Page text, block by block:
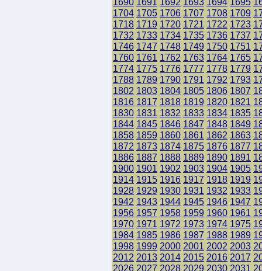
1704 1705 1706 1707 1708 1709
1718 1719 1720 1721 1722 1723
1732 1733 1734 1735 1736 1737
1746 1747 1748 1749 1750 1751
1760 1761 1762 1763 1764 1765
1774 1775 1776 1777 1778 1779
1788 1789 1790 1791 1792 1793
1802 1803 1804 1805 1806 1807
1816 1817 1818 1819 1820 1821
1830 1831 1832 1833 1834 1835
1844 1845 1846 1847 1848 1849
1858 1859 1860 1861 1862 1863
1872 1873 1874 1875 1876 1877
1886 1887 1888 1889 1890 1891
1900 1901 1902 1903 1904 1905
1914 1915 1916 1917 1918 1919
1928 1929 1930 1931 1932 1933
1942 1943 1944 1945 1946 1947
1956 1957 1958 1959 1960 1961
1970 1971 1972 1973 1974 1975
1984 1985 1986 1987 1988 1989
1998 1999 2000 2001 2002 2003
2012 2013 2014 2015 2016 2017
2026 2027 2028 2029 2030 2031